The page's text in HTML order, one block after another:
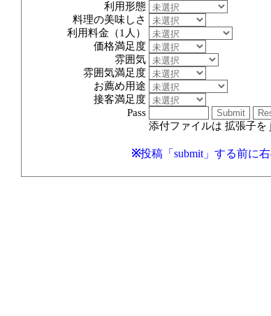
利用形態
料理の美味しさ
利用料金（1人）
価格満足度
雰囲気
雰囲気満足度
お薦め用途
接客満足度
Pass
添付ファイルは 拡張子を
※投稿「submit」する前に